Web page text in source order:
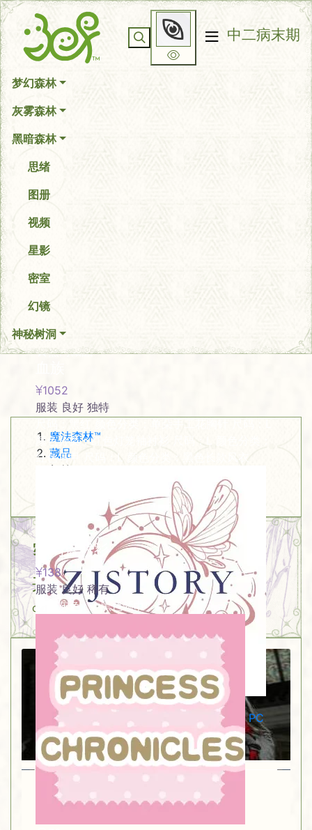
你无法看到我
中二病末期
梦幻森林
灰雾森林
黑暗森林
思绪
图册
视频
星影
密室
幻镜
神秘树洞
魔法森林™
藏品
标签
密室
共43件藏品
chamber
热门藏品
1052
服装 良好 独特
颜色分类：红色灯笼袖衬衫 尺码：L 颜色分类：
红色马甲 尺码：L 颜色分类：黑色长款风衣
ZJSTORY
1,165
0
冷门推荐
黑与蓝衬衫
138
服装 良好 稀有
男款灰色;L / 黑色领巾
PC